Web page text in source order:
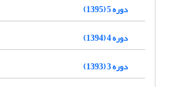
دوره 5 (1395)
دوره 4 (1394)
دوره 3 (1393)